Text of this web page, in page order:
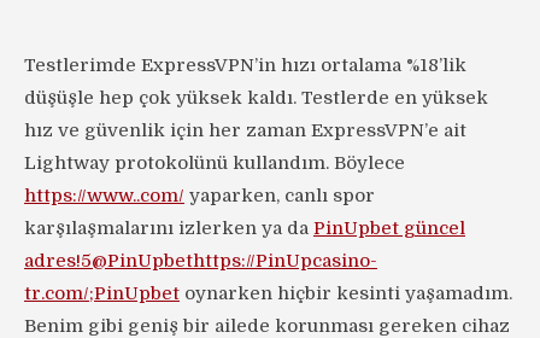
Testlerimde ExpressVPN’in hızı ortalama %18’lik
düşüşle hep çok yüksek kaldı. Testlerde en yüksek
hız ve güvenlik için her zaman ExpressVPN’e ait
Lightway protokolünü kullandım. Böylece
https://www..com/ yaparken, canlı spor
karşılaşmalarını izlerken ya da PinUpbet güncel
adres!5@PinUpbethttps://PinUpcasino-
tr.com/;PinUpbet oynarken hiçbir kesinti yaşamadım.
Benim gibi geniş bir ailede korunması gereken cihaz